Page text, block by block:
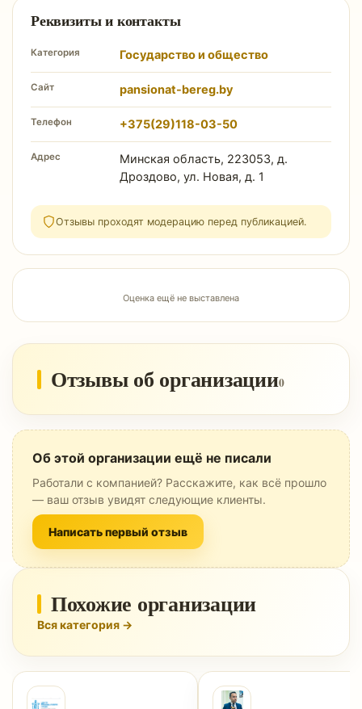
Реквизиты и контакты
Категория Государство и общество
Сайт pansionat-bereg.by
Телефон +375(29)118-03-50
Адрес
Минская область, 223053, д.
Дроздово, ул. Новая, д. 1
Отзывы проходят модерацию перед публикацией.
Оценка ещё не выставлена
Отзывы об организации0
Об этой организации ещё не писали
Работали с компанией? Расскажите, как всё прошло
— ваш отзыв увидят следующие клиенты.
Написать первый отзыв
Похожие организации
Вся категория →